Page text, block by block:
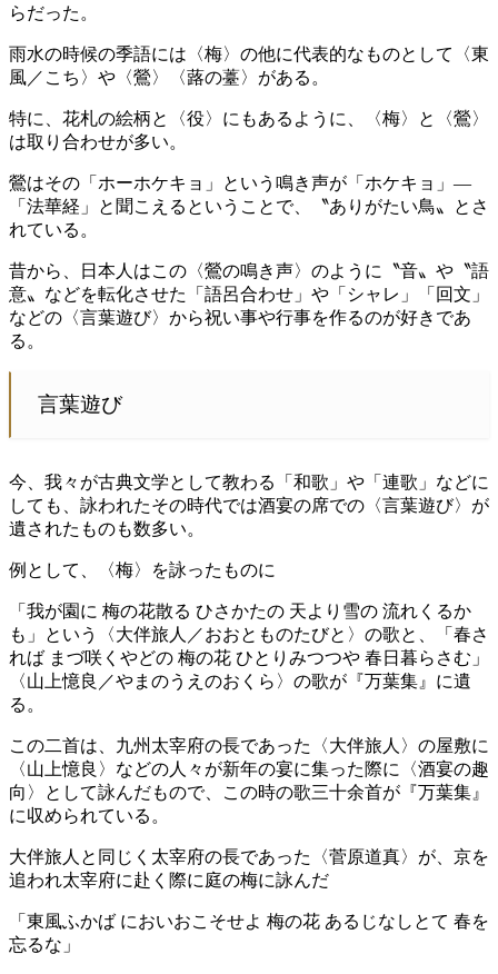
らだった。
雨水の時候の季語には〈梅〉の他に代表的なものとして〈東
風／こち〉や〈鶯〉〈蕗の薹〉がある 。
特に、花札の絵柄と〈役〉にもあるように、〈梅〉と〈鶯〉
は取り合わせが多い。
鶯はその「ホーホケキョ」という鳴き声が「ホケキョ」—
「法華経」と聞こえるということで、〝ありがたい鳥〟とさ
れている。
昔から、日本人はこの〈鶯の鳴き声〉のように〝音〟や〝語
意〟などを転化させた「語呂合わせ」や「シャレ」「回文」
などの〈言葉遊び〉から祝い事や行事を作るのが好きであ
る。
言葉遊び
今、我々が古典文学として教わる「和歌」や「連歌」などに
しても、詠われたその時代では酒宴の席での〈言葉遊び〉が
遺されたものも数多い。
例として、〈梅〉を詠ったものに
「我が園に 梅の花散る ひさかたの 天より雪の 流れくるか
も」という〈大伴旅人／おおとものたびと〉の歌と、「春さ
れば まづ咲くやどの 梅の花 ひとりみつつや 春日暮らさむ」
〈山上憶良／やまのうえのおくら〉の歌が『万葉集』に遺
る。
この二首は、九州太宰府の長であった〈大伴旅人〉の屋敷に
〈山上憶良〉などの人々が新年の宴に集った際に〈酒宴の趣
向〉として詠んだもので、この時の歌三十余首が『万葉集』
に収められている。
大伴旅人と同じく太宰府の長であった〈菅原道真〉が、京を
追われ太宰府に赴く際に庭の梅に詠んだ
「東風ふかば においおこそせよ 梅の花 あるじなしとて 春を
忘るな」